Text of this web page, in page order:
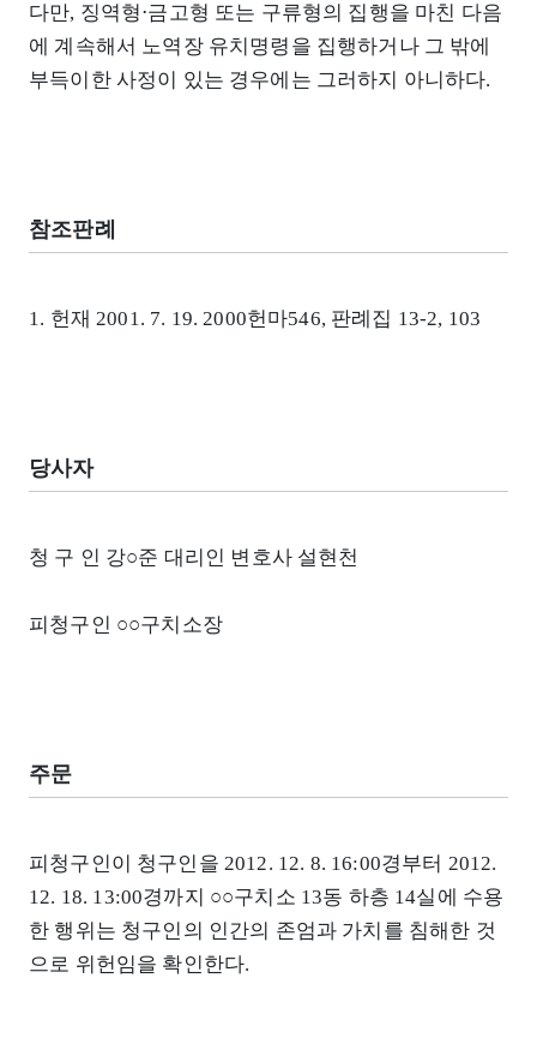
다만, 징역형⋅금고형 또는 구류형의 집행을 마친 다음
에 계속해서 노역장 유치명령을 집행하거나 그 밖에
부득이한 사정이 있는 경우에는 그러하지 아니하다.
참조판례
1. 헌재 2001. 7. 19. 2000헌마546, 판례집 13-2, 103
당사자
청 구 인 강○준 대리인 변호사 설현천
피청구인 ○○구치소장
주문
피청구인이 청구인을 2012. 12. 8. 16:00경부터 2012.
12. 18. 13:00경까지 ○○구치소 13동 하층 14실에 수용
한 행위는 청구인의 인간의 존엄과 가치를 침해한 것
으로 위헌임을 확인한다.